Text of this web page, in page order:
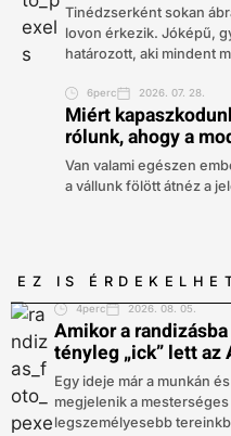
Tinédzserként sokan
lovon érkezik. Jóképű,
határozott, aki mindent
6perc 2026. 07. 28.
Miért
rólunk, ahogy a
Van valami egészen
a vállunk fölött átnéz a
EZ IS
4perc 2026. 08. 05.
Amikor a
tényleg „ick” lett az
Egy ideje már a munkán
megjelenik a
legszemélyesebb